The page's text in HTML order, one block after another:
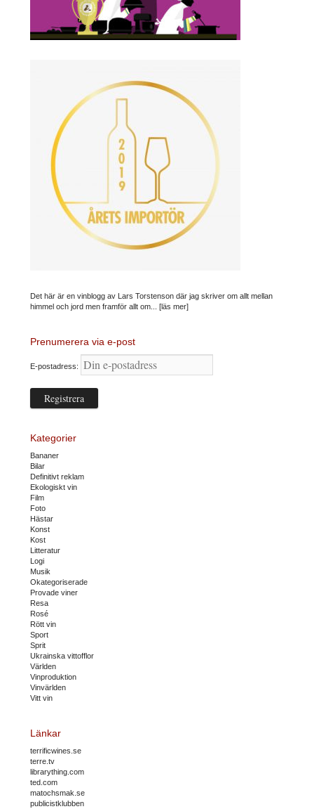
Det här är en vinblogg av Lars Torstenson där jag skriver om allt mellan
himmel och jord men framför allt om... [läs mer]
Prenumerera via e-post
E-postadress:
Kategorier
Bananer
Bilar
Definitivt reklam
Ekologiskt vin
Film
Foto
Hästar
Konst
Kost
Litteratur
Logi
Musik
Okategoriserade
Provade viner
Resa
Rosé
Rött vin
Sport
Sprit
Ukrainska vittofflor
Världen
Vinproduktion
Vinvärlden
Vitt vin
Länkar
terrificwines.se
terre.tv
librarything.com
ted.com
matochsmak.se
publicistklubben